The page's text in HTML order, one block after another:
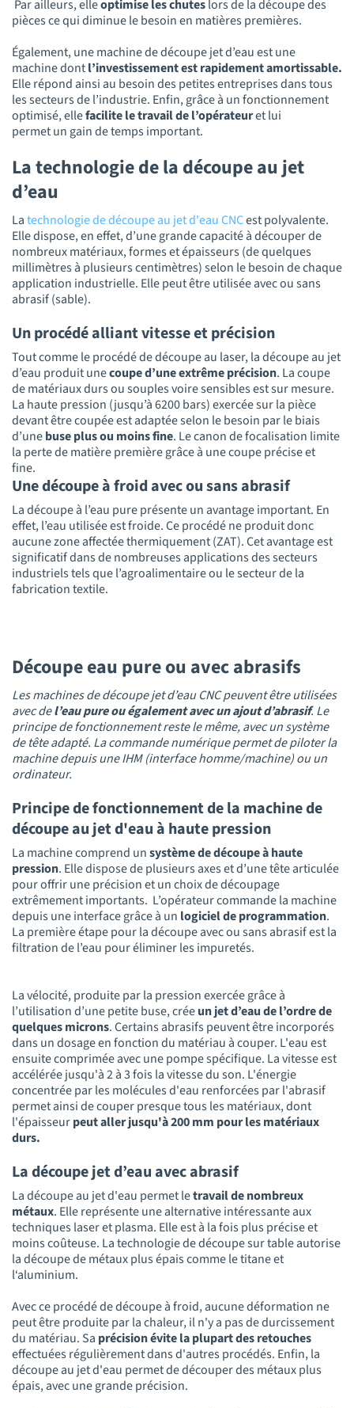
Par ailleurs, elleoptimise les chuteslors de la découpe des
pièces ce qui diminue le besoin en matières premières.
Également, une machine de découpe jet d’eau est une
machine dontl’investissement est rapidement amortissable.
Elle répond ainsi au besoin des petites entreprises dans tous
les secteurs de l’industrie. Enfin, grâce à un fonctionnement
optimisé, ellefacilite le travail de l’opérateuret lui
permet un gain de temps important.
La technologie de la découpe au jet
d’eau
Latechnologie de découpe au jet d'eau CNCest polyvalente.
Elle dispose, en effet, d’une grande capacité à découper de
nombreux matériaux, formes et épaisseurs (de quelques
millimètres à plusieurs centimètres) selon le besoin de chaque
application industrielle. Elle peut être utilisée avec ou sans
abrasif (sable).
Un procédé alliant vitesse et précision
Tout comme le procédé de découpe au laser, la découpe au jet
d’eau produit unecoupe d’une extrême précision. La coupe
de matériaux durs ou souples voire sensibles est sur mesure.
La haute pression (jusqu’à 6200 bars) exercée sur la pièce
devant être coupée est adaptée selon le besoin par le biais
d’unebuse plus ou moins fine. Le canon de focalisation limite
la perte de matière première grâce à une coupe précise et
fine.
Une découpe à froid avec ou sans abrasif
La découpe à l’eau pure présente un avantage important. En
effet, l’eau utilisée est froide. Ce procédé ne produit donc
aucune zone affectée thermiquement (ZAT). Cet avantage est
significatif dans de nombreuses applications des secteurs
industriels tels que l’agroalimentaire ou le secteur de la
fabrication textile.
Découpe eau pure ou avec abrasifs
Les machines de découpe jet d’eau CNC peuvent être utilisées
avec del’eau pure ou également avec un ajout d’abrasif. Le
principe de fonctionnement reste le même, avec un système
de tête adapté. La commande numérique permet de piloter la
machine depuis une IHM (interface homme/machine) ou un
ordinateur.
Principe de fonctionnement de la machine de
découpe au jet d'eau à haute pression
La machine comprend unsystème de découpe à haute
pression. Elle dispose de plusieurs axes et d’une tête articulée
pour offrir une précision et un choix de découpage
extrêmement importants. L’opérateur commande la machine
depuis une interface grâce à un logiciel de programmation.
La première étape pour la découpe avec ou sans abrasif est la
filtration de l’eau pour éliminer les impuretés.
La vélocité, produite par la pression exercée grâce à
l’utilisation d’une petite buse, créeun jet d’eau de l’ordre de
quelques microns. Certains abrasifs peuvent être incorporés
dans un dosage en fonction du matériau à couper. L'eau est
ensuite comprimée avec une pompe spécifique. La vitesse est
accélérée jusqu'à 2 à 3 fois la vitesse du son. L'énergie
concentrée par les molécules d'eau renforcées par l'abrasif
permet ainsi de couper presque tous les matériaux, dont
l'épaisseurpeut aller jusqu'à 200 mm pour les matériaux
durs.
La découpe jet d’eau avec abrasif
La découpe au jet d'eau permet letravail de nombreux
métaux. Elle représente une alternative intéressante aux
techniques laser et plasma. Elle est à la fois plus précise et
moins coûteuse. La technologie de découpe sur table autorise
la découpe de métaux plus épais comme le titane et
l‘aluminium.
Avec ce procédé de découpe à froid, aucune déformation ne
peut être produite par la chaleur, il n'y a pas de durcissement
du matériau. Sa précision évite la plupart des retouches
effectuées régulièrement dans d'autres procédés. Enfin, la
découpe au jet d'eau permet de découper des métaux plus
épais, avec une grande précision.